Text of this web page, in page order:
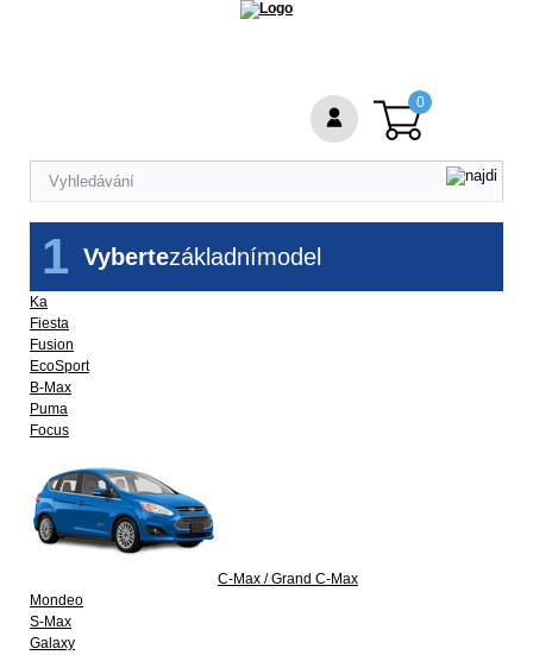
Vybertezákladnímodel
1
Ka
Fiesta
Fusion
EcoSport
B-Max
Puma
Focus
C-Max / Grand C-Max
Mondeo
S-Max
Galaxy
0